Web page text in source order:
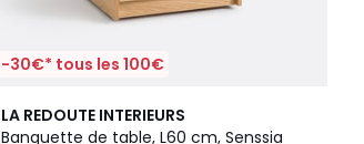
-30€* tous les 100€
LA REDOUTE INTERIEURS
Banquette de table, L60 cm, Senssia